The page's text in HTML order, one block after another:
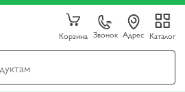
Корзина Звонок Адрес Каталог